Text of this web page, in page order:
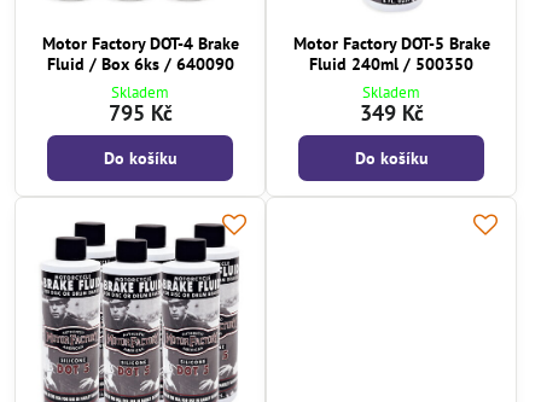
Motor Factory DOT-4 Brake
Fluid / Box 6ks / 640090
Skladem
795 Kč
Do košíku
Motor Factory DOT-5 Brake
Fluid 240ml / 500350
Skladem
349 Kč
Do košíku